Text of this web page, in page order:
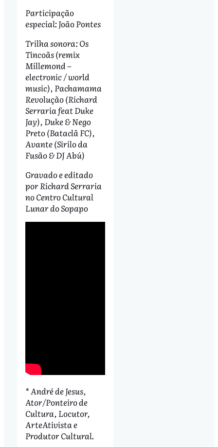
Participação
especial: João Pontes
Trilha sonora: Os
Tincoãs (remix
Millemond –
electronic / world
music), Pachamama
Revolução (Richard
Serraria feat Duke
Jay), Duke & Nego
Preto (Bataclã FC),
Avante (Sirilo da
Fusão & DJ Abú)
Gravado e editado
por Richard Serraria
no Centro Cultural
Lunar do Sopapo
* André de Jesus,
Ator/Ponteiro de
Cultura, Locutor,
ArteAtivista e
Produtor Cultural.